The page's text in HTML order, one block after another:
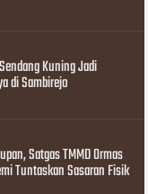
Kuning Jadi
di Sambirejo
Satgas TMMD Ormas
Tuntaskan Sasaran Fisik